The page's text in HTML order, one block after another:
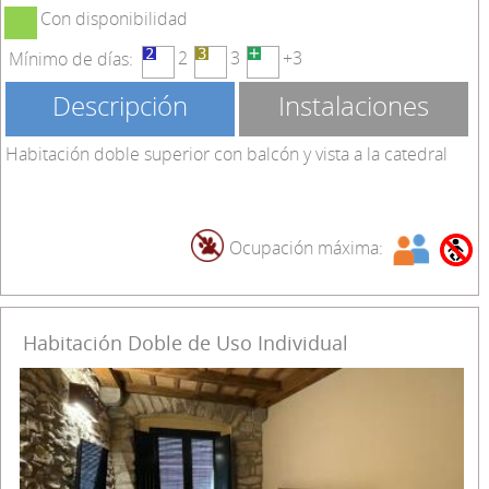
Con disponibilidad
Mínimo de días:
2 3 +3
Descripción Instalaciones
Habitación doble superior con balcón y vista a la catedral
Ocupación máxima:
Habitación Doble de Uso Individual